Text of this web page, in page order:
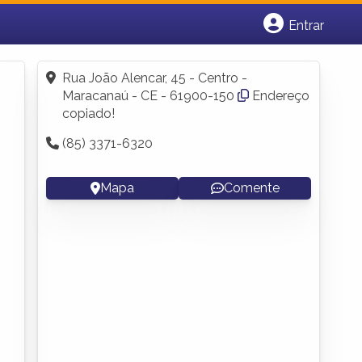
Entrar
Fazer login
Criar conta
Rua João Alencar, 45 - Centro -
Maracanaú - CE - 61900-150
Endereço
copiado!
(85) 3371-6320
Mapa Comente